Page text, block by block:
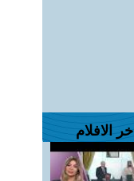
اخر الافلام